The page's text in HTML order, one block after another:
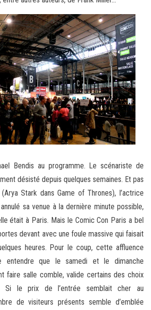
Bendis au programme. Le scénariste de
désisté depuis quelques semaines. Et pas
Stark dans Game of Thrones), l’actrice
sa venue à la dernière minute possible,
était à Paris. Mais le Comic Con Paris a bel
devant avec une foule massive qui faisait
heures. Pour le coup, cette affluence
entendre que le samedi et le dimanche
faire salle comble, valide certains des choix
Si le prix de l’entrée semblait cher au
de visiteurs présents semble d’emblée